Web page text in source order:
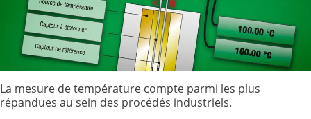
La mesure de température compte parmi les plus
répandues au sein des procédés industriels.